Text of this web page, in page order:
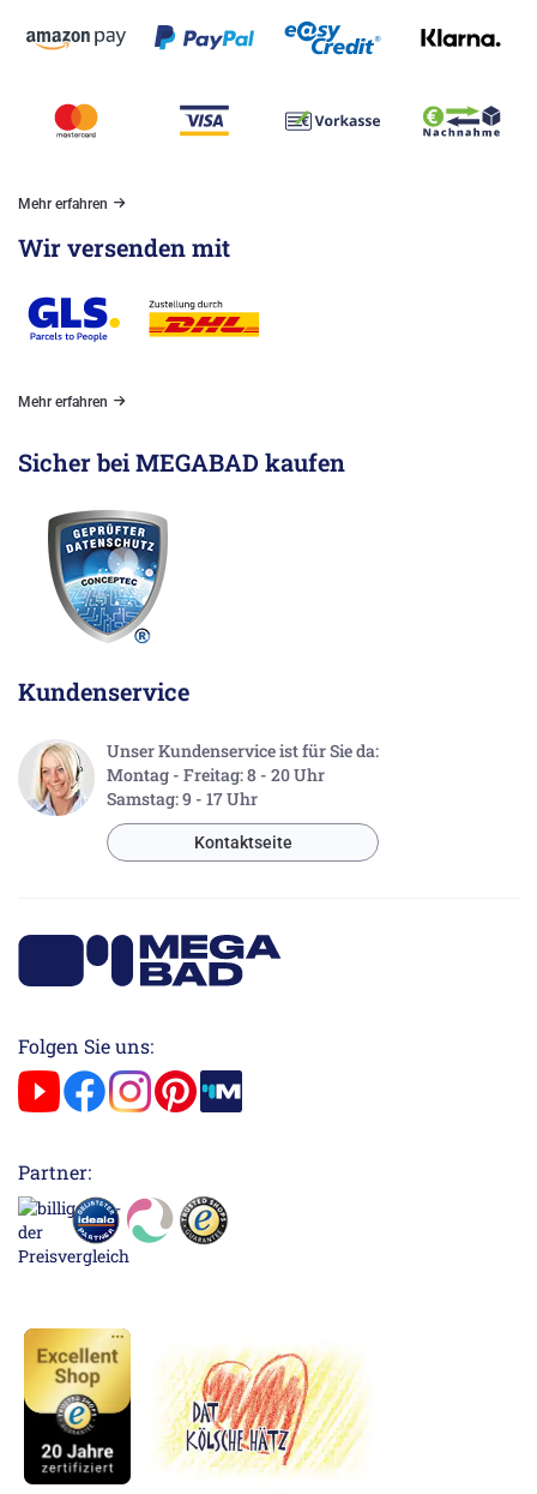
Mehr erfahren
Wir versenden mit
Mehr erfahren
Sicher bei MEGABAD kaufen
Kundenservice
Unser Kundenservice ist für Sie da:
Montag - Freitag: 8 - 20 Uhr
Samstag: 9 - 17 Uhr
Kontaktseite
Folgen Sie uns:
Partner: